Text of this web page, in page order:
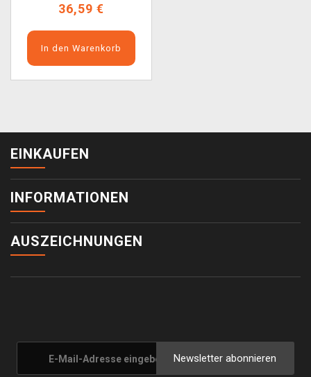
36,59 €
In den Warenkorb
EINKAUFEN
INFORMATIONEN
AUSZEICHNUNGEN
Newsletter abonnieren